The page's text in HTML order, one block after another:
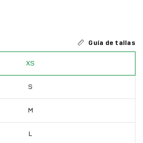
Guía de tallas
XS
S
M
L